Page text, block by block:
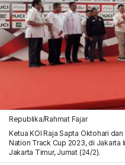
Republika/Rahmat Fajar
Ketua KOI Raja Sapta Oktohari
Nation Track Cup 2023, di Jakarta
Jakarta Timur, Jumat (24/2).